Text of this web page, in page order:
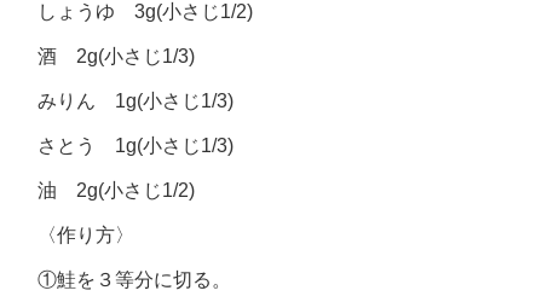
しょうゆ 3g(小さじ1/2)
酒 2g(小さじ1/3)
みりん 1g(小さじ1/3)
さとう 1g(小さじ1/3)
油 2g(小さじ1/2)
〈作り方〉
①鮭を３等分に切る。